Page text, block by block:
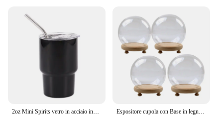
2oz Mini Spirits vetro in acciaio inox paglia isolata tazza fredda portatile piccolo bicchiere da vino raccolta tazza di paglia tazza Espositore cupola con Base in legno vaso a cupola in vetro bomboniere trasparenti antipolvere